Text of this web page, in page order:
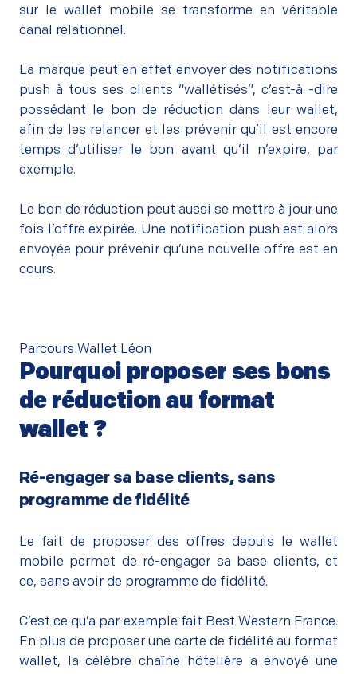
sur le wallet mobile se transforme en véritable
canal relationnel.
La marque peut en effet envoyer des notifications
push à tous ses clients “wallétisés”, c’est-à -dire
possédant le bon de réduction dans leur wallet,
afin de les relancer et les prévenir qu’il est encore
temps d’utiliser le bon avant qu’il n’expire, par
exemple.
Le bon de réduction peut aussi se mettre à jour une
fois l’offre expirée. Une notification push est alors
envoyée pour prévenir qu’une nouvelle offre est en
cours.
Parcours Wallet Léon
Pourquoi proposer ses bons
de réduction au format
wallet ?
Ré-engager sa base clients, sans
programme de fidélité
Le fait de proposer des offres depuis le wallet
mobile permet de ré-engager sa base clients, et
ce, sans avoir de programme de fidélité.
C’est ce qu’a par exemple fait Best Western France.
En plus de proposer une carte de fidélité au format
wallet, la célèbre chaîne hôtelière a envoyé une